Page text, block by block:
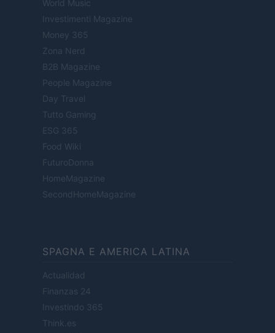
World Music
Investimenti Magazine
Money 365
Zona Nerd
B2B Magazine
People Magazine
Day Travel
Tutto Gaming
ESG 365
Food Wiki
FuturoDonna
HomeMagazine
SecondHomeMagazine
SPAGNA E AMERICA LATINA
Actualidad
Finanzas 24
Investindo 365
Think.es